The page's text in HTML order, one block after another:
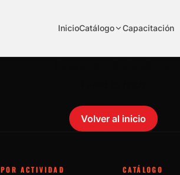
InicioCatálogo Capacitación
Volver al inicio
POR ACTIVIDAD
CATÁLOGO